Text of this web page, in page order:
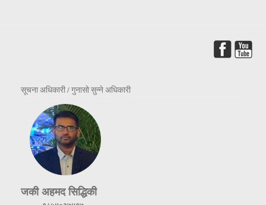
सूचना अधिकारी / गुनासो सुन्ने अधिकारी
जकी अहमद सिद्धिकी